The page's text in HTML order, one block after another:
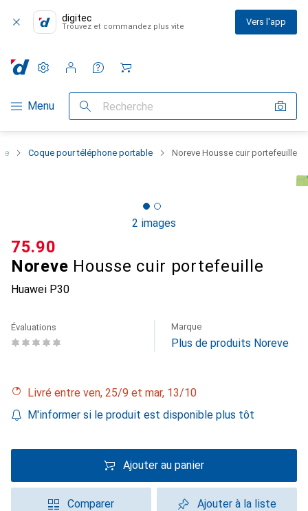
digitec
Trouvez et commandez plus vite Vers l'app
Navigation par catégorie
Menu Recherche
Paramètres
Compte client
Listes de comparaison
Listes d'envies
Panier
Coque pour téléphone portable Noreve Housse cuir portefeuille
2 images
Noreve Housse cuir portefeuille
Huawei P30
CHF
75.90
Évaluations Marque
Plus de produits Noreve
Livré entre ven, 25/9 et mar, 13/10
M'informer si le produit est disponible plus tôt
Ajouter au panier
Comparer Ajouter à la liste